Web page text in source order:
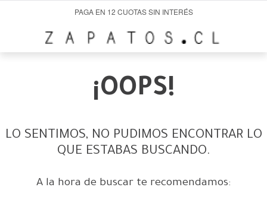
PAGA EN 12 CUOTAS SIN INTERÉS
¡OOPS!
LO SENTIMOS, NO PUDIMOS ENCONTRAR LO
QUE ESTABAS BUSCANDO.
A la hora de buscar te recomendamos: